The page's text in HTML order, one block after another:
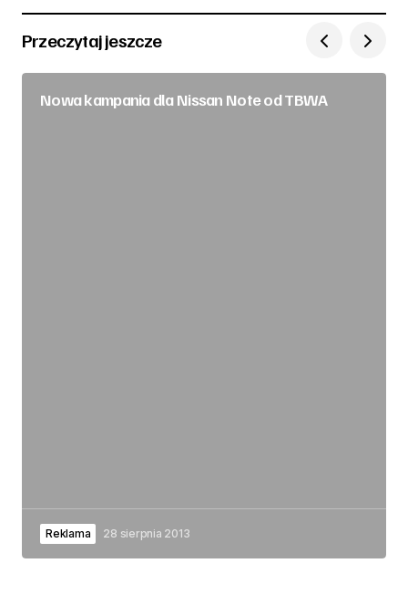
Przeczytaj jeszcze
Nowa kampania dla Nissan Note od TBWA
Reklama 28 sierpnia 2013